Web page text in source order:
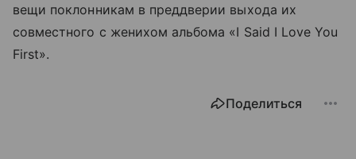
вещи поклонникам в преддверии выхода их
совместного с женихом альбома «I Said I Love You
First».
Поделиться